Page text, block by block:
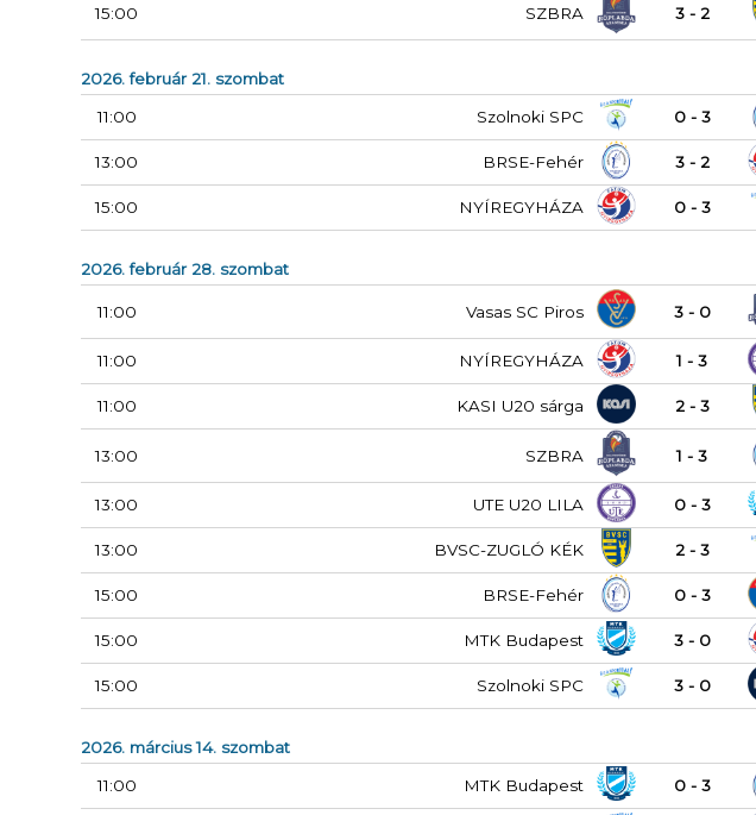
15:00 SZBRA 3 - 2
2026. február 21. szombat
11:00
Szolnoki SPC 0 - 3
13:00 BRSE-Fehér 3 - 2
15:00 NYÍREGYHÁZA 0 - 3
2026. február 28. szombat
11:00 Vasas SC Piros 3 - 0
11:00 NYÍREGYHÁZA 1 - 3
11:00 KASI U20 sárga 2 - 3
13:00 SZBRA 1 - 3
13:00 UTE U20 LILA 0 - 3
13:00 BVSC-ZUGLÓ KÉK 2 - 3
15:00 BRSE-Fehér 0 - 3
15:00 MTK Budapest 3 - 0
15:00 Szolnoki SPC 3 - 0
2026. március 14. szombat
11:00
MTK Budapest 0 - 3